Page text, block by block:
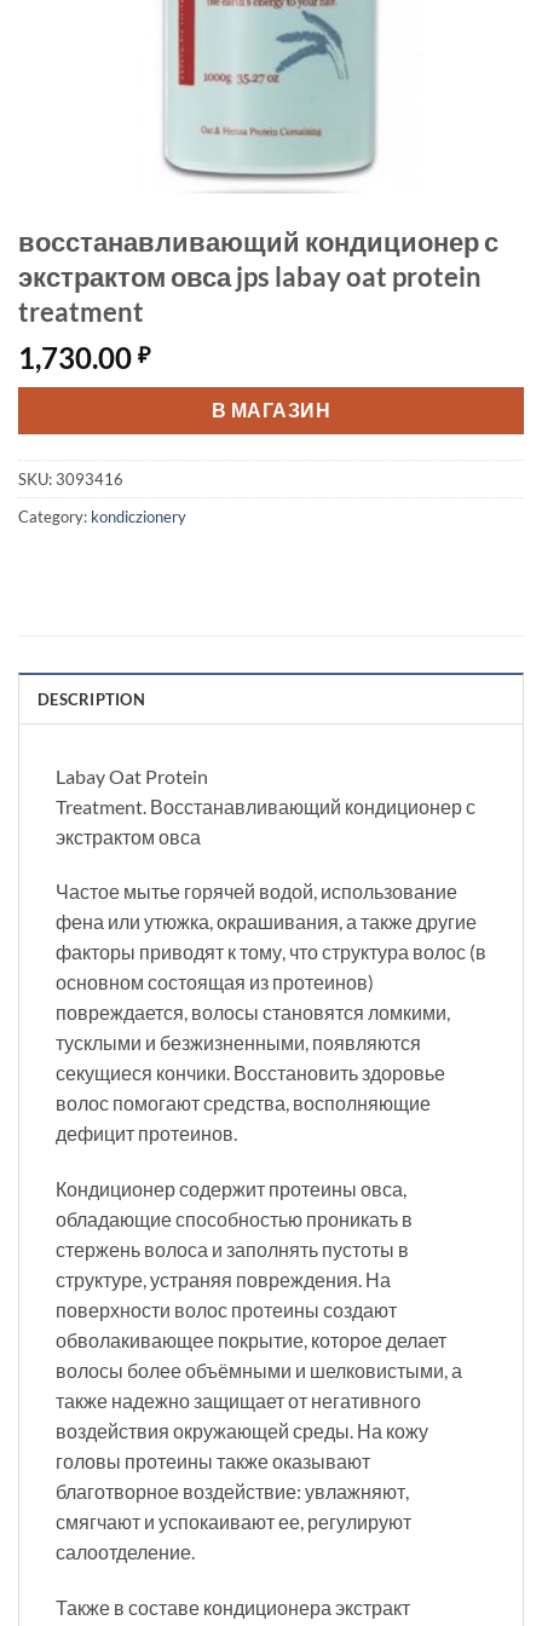
восстанавливающий кондиционер с
экстрактом овса jps labay oat protein
treatment
1,730.00 ₽
В МАГАЗИН
SKU:3093416
Category: kondiczionery
DESCRIPTION
Labay Oat Protein
Treatment. Восстанавливающий кондиционер с
экстрактом овса
Частое мытье горячей водой, использование
фена или утюжка, окрашивания, а также другие
факторы приводят к тому, что структура волос (в
основном состоящая из протеинов)
повреждается, волосы становятся ломкими,
тусклыми и безжизненными, появляются
секущиеся кончики. Восстановить здоровье
волос помогают средства, восполняющие
дефицит протеинов.
Кондиционер содержит протеины овса,
обладающие способностью проникать в
стержень волоса и заполнять пустоты в
структуре, устраняя повреждения. На
поверхности волос протеины создают
обволакивающее покрытие, которое делает
волосы более объёмными и шелковистыми, а
также надежно защищает от негативного
воздействия окружающей среды. На кожу
головы протеины также оказывают
благотворное воздействие: увлажняют,
смягчают и успокаивают ее, регулируют
салоотделение.
Также в составе кондиционера экстракт